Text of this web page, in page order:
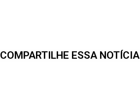
COMPARTILHE ESSA NOTÍCIA